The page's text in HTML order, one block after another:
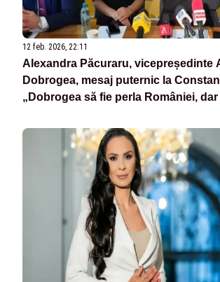
12 feb. 2026, 22:11
Alexandra Păcuraru, vicepreședinte
Dobrogea, mesaj puternic la
„Dobrogea să fie perla României,